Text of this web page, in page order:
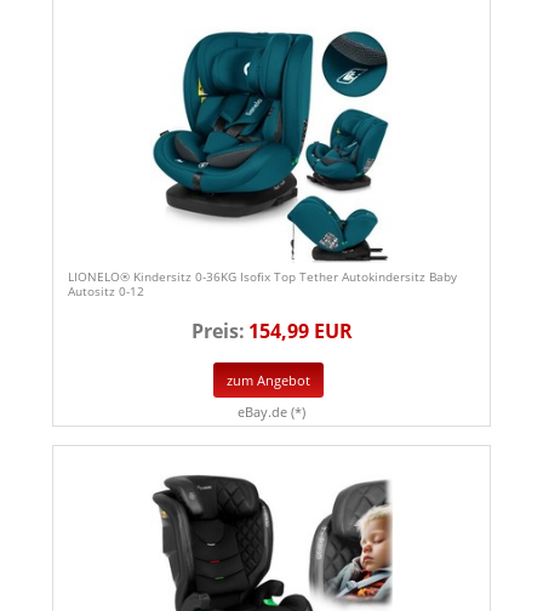
LIONELO® Kindersitz 0-36KG Isofix Top Tether Autokindersitz Baby
Autositz 0-12
Preis: 154,99 EUR
zum Angebot
eBay.de (*)